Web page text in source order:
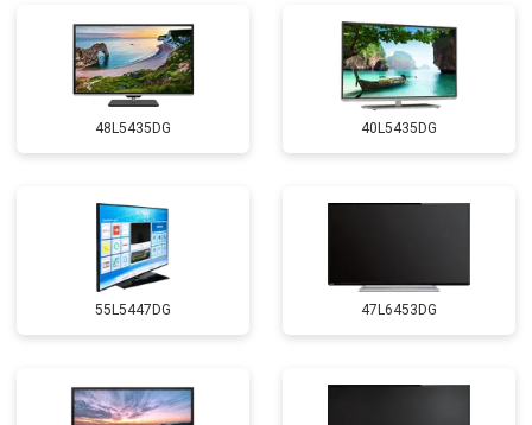
48L5435DG 40L5435DG
55L5447DG 47L6453DG